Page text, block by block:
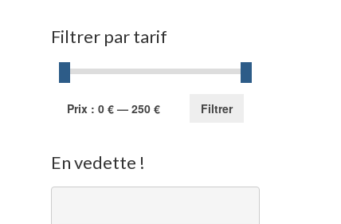
Filtrer par tarif
Prix
Prix
Filtrer
Prix : 0 €— 250 €
En vedette !